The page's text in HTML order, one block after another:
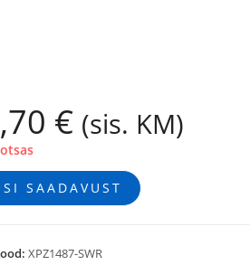
€ (sis. KM)
SAADAVUST
XPZ1487-SWR